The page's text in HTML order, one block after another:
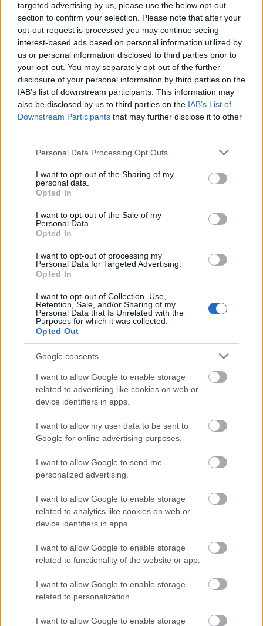
targeted advertising by us, please use the below opt-out
section to confirm your selection. Please note that after your
opt-out request is processed you may continue seeing
interest-based ads based on personal information utilized by
us or personal information disclosed to third parties prior to
your opt-out. You may separately opt-out of the further
disclosure of your personal information by third parties on the
IAB’s list of downstream participants. This information may
also be disclosed by us to third parties on the IAB’s List of
Downstream Participants that may further disclose it to other
Please note that this website/app uses one or more Google
not limited to your visit or usage behaviour. You may click to
grant or deny consent to Google and its third-party tags to
use your data for below specified purposes in below Google
consent section.
Personal Data Processing Opt Outs
I want to opt-out of the Sharing of my
personal data.
Opted In
I want to opt-out of the Sale of my
Personal Data.
Opted In
I want to opt-out of processing my
Personal Data for Targeted Advertising.
Opted In
I want to opt-out of Collection, Use,
Retention, Sale, and/or Sharing of my
Personal Data that Is Unrelated with the
Purposes for which it was collected.
Opted Out
Google consents
I want to allow Google to enable storage
related to advertising like cookies on web or
device identifiers in apps.
I want to allow my user data to be sent to
Google for online advertising purposes.
I want to allow Google to send me
personalized advertising.
I want to allow Google to enable storage
related to analytics like cookies on web or
device identifiers in apps.
I want to allow Google to enable storage
related to functionality of the website or app.
I want to allow Google to enable storage
related to personalization.
I want to allow Google to enable storage
„Amit mi elvégeztünk, az nem fog elmúlni nyom
nélkül. Az intézményt adósságállomány nélkül
tudom átadni és ezt nektek köszönhetem. Nagyon
büszke vagyok a munkánkra. Hiszek abban, amit
eddig csináltunk és abban, amit a pályázati
anyagban leírtunk. Biztosat nem tudok a jövőről,
csak azt tudom, hogy az évad első felére tervezett
három bemutatót - a Rév Fülöp, a Macbeth és az
Anyegin premierjét - megtartjuk. Az, hogy az évad
második fele miként alakul, az átadás-átvétel
függvénye, a fenntartó igényeinek függvénye, és
Zalán Jánosúr döntése. Biztos vagyok benne, hogy
az átmenet a lehető legegyszerűbben és
zökkenőmentesen fog történni. Nem lehetek másért,
csak ezért ebben a pillanatban” – számolt be
, aki a társulat kérdéseit is fogadta.
Elmondta, hogy a Magyar Színház tagja kíván
maradni, és erre az évad végéig
Az, hogy a későbbiekben milyen szerepet vállal az új
igazgatón is múlik.
Többek között arra is válaszolt, megkötettek-e az
évad második felét biztosító szerződések és
előfordulhat-e, hogyZalán Jánostöröl a
repertoárról produkciókat.
akartam vállalni olyan kötelezettségeket, amelyek
már az új igazgató hatáskörébe tartoznak. Tehát az
alkotói szerződések még nem köttettek meg, de az
előkészítések elindultak, a tárgyalások lezajlottak és
készen állunk az évadterv végrehajtására. Ettől
függetlenül Zalán János, mint egyszemélyi felelős
mindenről dönthet. Azon leszek, hogy minél több
előadást lásson és hogy minél többet legyen köztünk"–
aki arról is beszámolt, még nem
értesült arról, hogy mit tervez a leendő vezető, de a
saját pályázatát nyilvánossá teszi.